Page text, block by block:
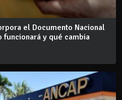
el Documento Nacional
funcionará y qué cambia